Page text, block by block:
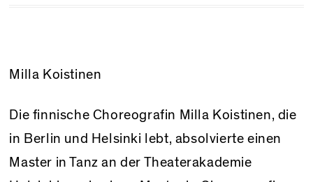
Milla Koistinen
Die finnische Choreografin Milla Koistinen, die
in Berlin und Helsinki lebt, absolvierte einen
Master in Tanz an der Theaterakademie